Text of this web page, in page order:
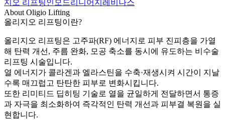
지오 리프팅인모드리니어지 레비나스
About Oligio Lifting
올리지오 리프팅이란?
올리지오 리프팅은 고주파(RF) 에너지로 피부 진피층을 가열
해 탄력 개선, 주름 완화, 모공 축소를 동시에 유도하는 비수술
리프팅 시술입니다.
열 에너지가 콜라겐과 엘라스틴을 수축·재생시켜 시간이 지날
수록 매끄럽고 탄탄한 피부로 변화시킵니다.
또한 리미티드 딥히팅 기술로 열을 균일하게 전달하면서 통증
과 자극을 최소화하여 즉각적인 탄력 개선과 피부결 복원을 실
현합니다.